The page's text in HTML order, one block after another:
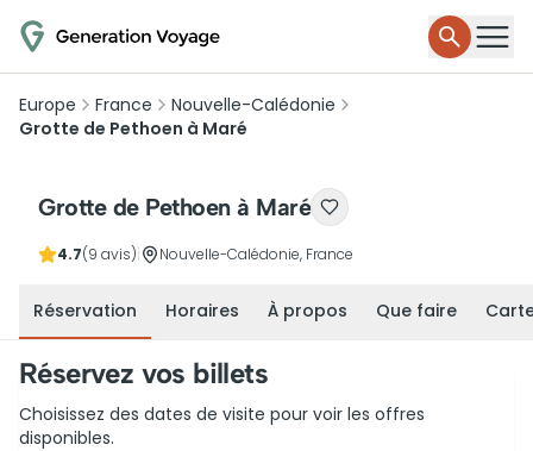
Europe France
Nouvelle-Calédonie
Grotte de Pethoen à Maré
Grotte de Pethoen à Maré
4.7(9 avis) Nouvelle-Calédonie, France
Réservation Horaires À propos Que faire
Réservez vos billets
Choisissez des dates de visite pour voir les offres
disponibles.